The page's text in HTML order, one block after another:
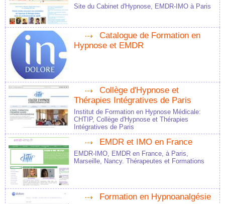
Site du Cabinet d'Hypnose, EMDR-IMO à Paris
Catalogue de Formation en
Hypnose et EMDR
Collège d'Hypnose et
Thérapies Intégratives de Paris
Institut de Formation en Hypnose Médicale:
CHTIP, Collège d'Hypnose et Thérapies
Intégratives de Paris
EMDR et IMO en France
EMDR-IMO, EMDR en France, à Paris,
Marseille, Nancy. Thérapeutes et Formations
Formation en Hypnoanalgésie